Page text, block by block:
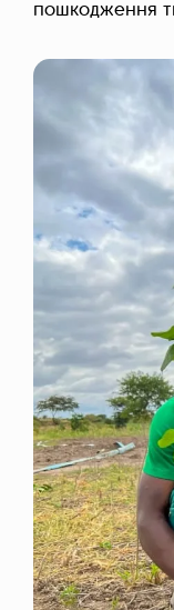
пошкодження